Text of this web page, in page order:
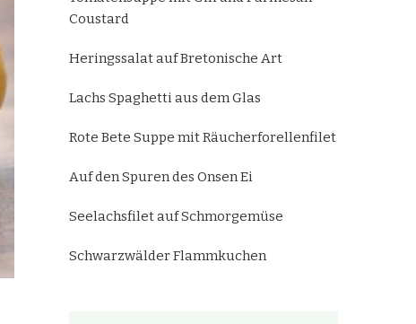
Coustard
Heringssalat auf Bretonische Art
Lachs Spaghetti aus dem Glas
Rote Bete Suppe mit Räucherforellenfilet
Auf den Spuren des Onsen Ei
Seelachsfilet auf Schmorgemüse
Schwarzwälder Flammkuchen